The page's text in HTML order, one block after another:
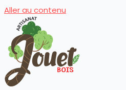
Aller au contenu